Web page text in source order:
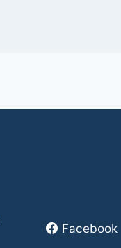
Facebook